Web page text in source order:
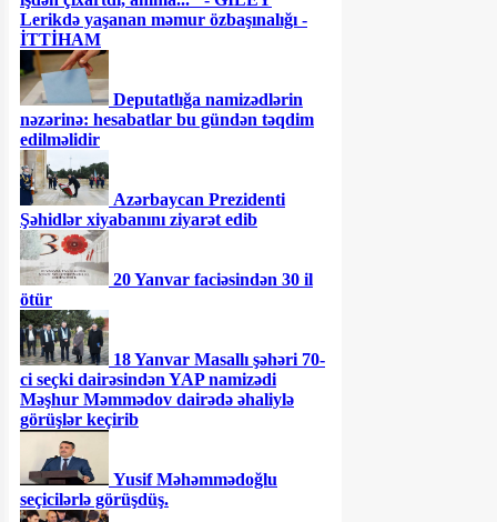
Lerikdə yaşanan məmur özbaşınalığı -
İTTİHAM
Deputatlığa namizədlərin
nəzərinə: hesabatlar bu gündən təqdim
edilməlidir
Azərbaycan Prezidenti
Şəhidlər xiyabanını ziyarət edib
20 Yanvar faciəsindən 30 il
ötür
18 Yanvar Masallı şəhəri 70-
ci seçki dairəsindən YAP namizədi
Məşhur Məmmədov dairədə əhaliylə
görüşlər keçirib
Yusif Məhəmmədoğlu
seçicilərlə görüşdüş.